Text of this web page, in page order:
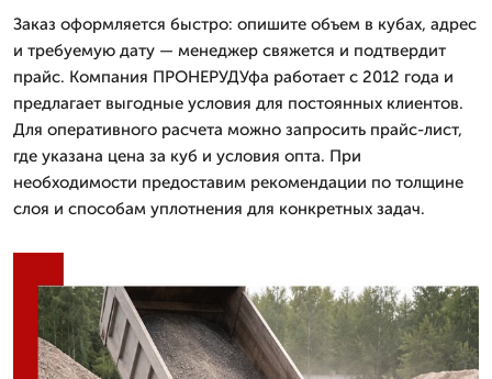
Заказ оформляется быстро: опишите объем в кубах, адрес
и требуемую дату — менеджер свяжется и подтвердит
прайс. Компания ПРОНЕРУДУфа работает с 2012 года и
предлагает выгодные условия для постоянных клиентов.
Для оперативного расчета можно запросить прайс-лист,
где указана цена за куб и условия опта. При
необходимости предоставим рекомендации по толщине
слоя и способам уплотнения для конкретных задач.